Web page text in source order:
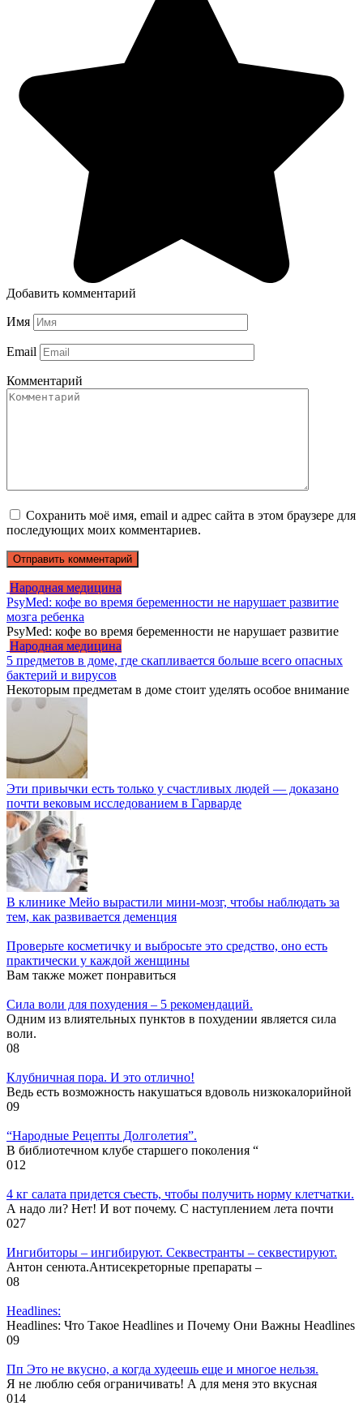
Добавить комментарий
Имя
Email
Комментарий
Сохранить моё имя, email и адрес сайта в этом браузере для
последующих моих комментариев.
Народная медицина
PsyMed: кофе во время беременности не нарушает развитие
мозга ребенка
PsyMed: кофе во время беременности не нарушает развитие
Народная медицина
5 предметов в доме, где скапливается больше всего опасных
бактерий и вирусов
Некоторым предметам в доме стоит уделять особое внимание
Эти привычки есть только у счастливых людей — доказано
почти вековым исследованием в Гарварде
В клинике Мейо вырастили мини-мозг, чтобы наблюдать за
тем, как развивается деменция
Проверьте косметичку и выбросьте это средство, оно есть
практически у каждой женщины
Вам также может понравиться
Cила воли для похудения – 5 рекомендаций.
Одним из влиятельных пунктов в похудении является сила
воли.
08
Клубничная пора. И это отлично!
Ведь есть возможность накушаться вдоволь низкокалорийной
09
“Народные Рецепты Долголетия”.
В библиотечном клубе старшего поколения “
012
4 кг салата придется съесть, чтобы получить норму клетчатки.
А надо ли? Нет! И вот почему. С наступлением лета почти
027
Ингибиторы – ингибируют. Секвестранты – секвестируют.
Антон сенюта.Антисекреторные препараты –
08
Headlines:
Headlines: Что Такое Headlines и Почему Они Важны Headlines
09
Пп Это не вкусно, а когда худеешь еще и многое нельзя.
Я не люблю себя ограничивать! А для меня это вкусная
014